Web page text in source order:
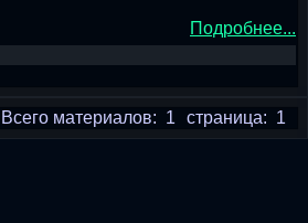
Подробнее...
страница: 1
Всего материалов: 1